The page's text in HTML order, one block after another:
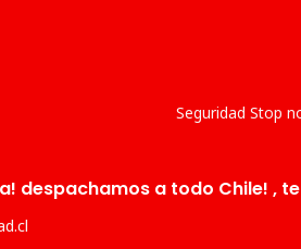
Seguridad Stop
despachamos a todo Chile! , te